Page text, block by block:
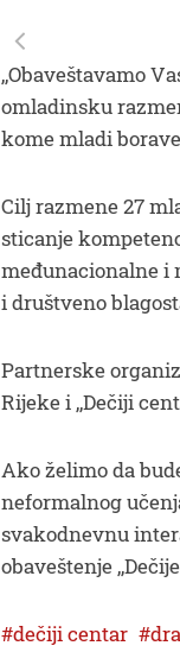
,,Obaveštavamo
omladinsku
kome mladi
Cilj razmene 27
sticanje
međunacionalne i
i društveno
Partnerske
Rijeke i ,,Dečiji
Ako želimo da
neformalnog
svakodnevnu
obaveštenje
dečiji centar